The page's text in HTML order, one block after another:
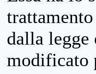
dalla legge
modificato